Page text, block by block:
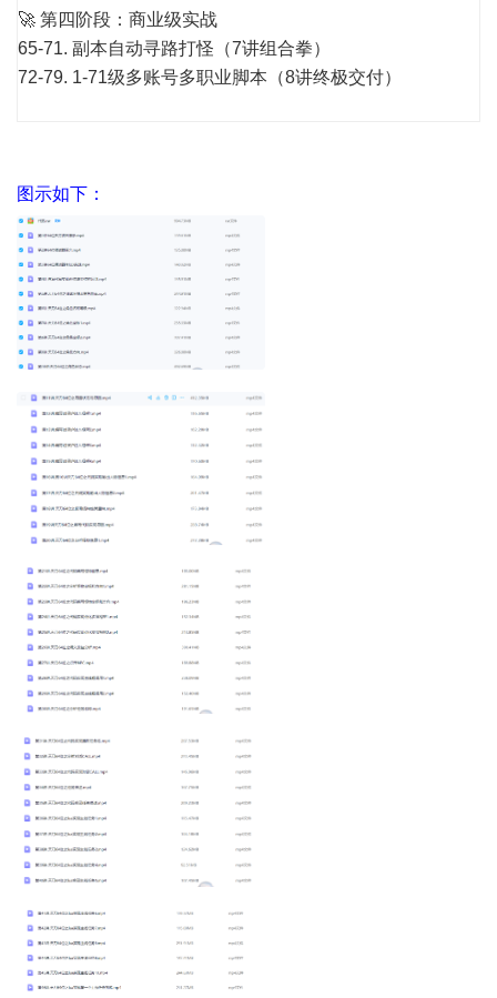
🚀 第四阶段：商业级实战
65-71. 副本自动寻路打怪（7讲组合拳）
72-79. 1-71级多账号多职业脚本（8讲终极交付）
图示如下：